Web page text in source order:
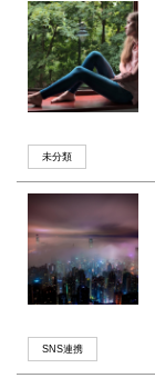
未分類
SNS連携